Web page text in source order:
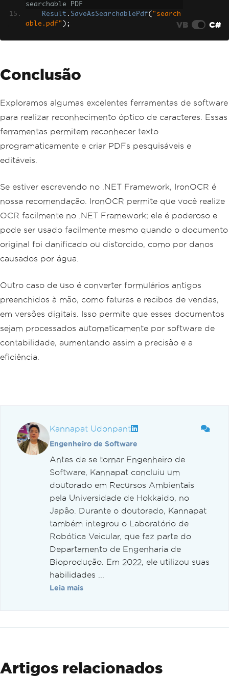
searchable PDF
Result . SaveAsSearchablePdf( "search
able.pdf" );
VB C#
Conclusão
Exploramos algumas excelentes ferramentas de software
para realizar reconhecimento óptico de caracteres. Essas
ferramentas permitem reconhecer texto
programaticamente e criar PDFs pesquisáveis e
editáveis.
Se estiver escrevendo no .NET Framework, IronOCR é
nossa recomendação. IronOCR permite que você realize
OCR facilmente no .NET Framework; ele é poderoso e
pode ser usado facilmente mesmo quando o documento
original foi danificado ou distorcido, como por danos
causados por água.
Outro caso de uso é converter formulários antigos
preenchidos à mão, como faturas e recibos de vendas,
em versões digitais. Isso permite que esses documentos
sejam processados automaticamente por software de
contabilidade, aumentando assim a precisão e a
eficiência.
Kannapat Udonpant
Engenheiro de Software
Antes de se tornar Engenheiro de
Software, Kannapat concluiu um
doutorado em Recursos Ambientais
pela Universidade de Hokkaido, no
Japão. Durante o doutorado, Kannapat
também integrou o Laboratório de
Robótica Veicular, que faz parte do
Departamento de Engenharia de
Bioprodução. Em 2022, ele utilizou suas
habilidades ...
Leia mais
Artigos relacionados